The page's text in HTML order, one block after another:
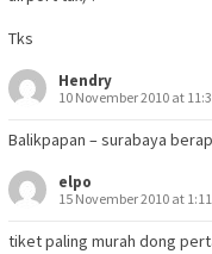
Tks
Hendry
10 November 2010 at
Balikpapan – surabaya
elpo
15 November 2010 at
tiket paling murah dong